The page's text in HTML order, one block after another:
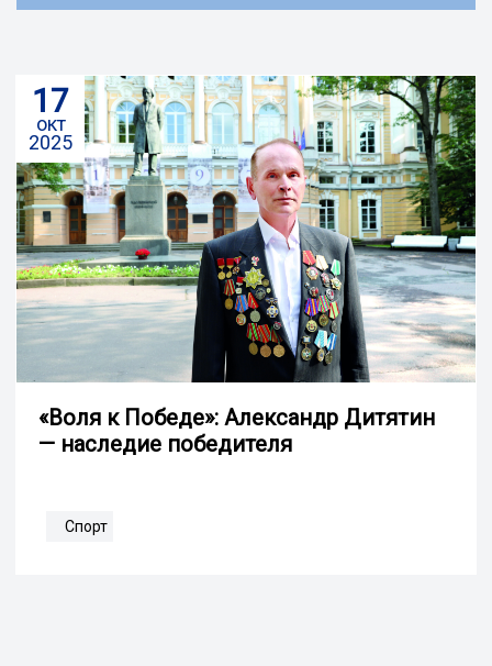
17
окт
2025
«Воля к Победе»: Александр Дитятин
— наследие победителя
Спорт